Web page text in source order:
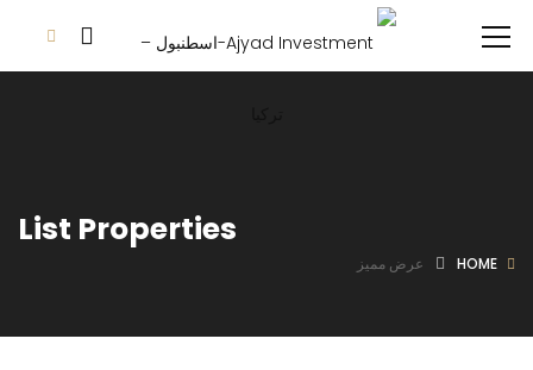
List Properties
HOME عرض مميز